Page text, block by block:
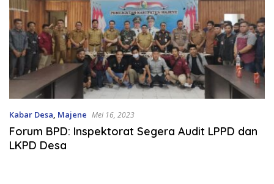
Kabar Desa, Majene Mei 16, 2023
Forum BPD: Inspektorat Segera Audit LPPD dan
LKPD Desa